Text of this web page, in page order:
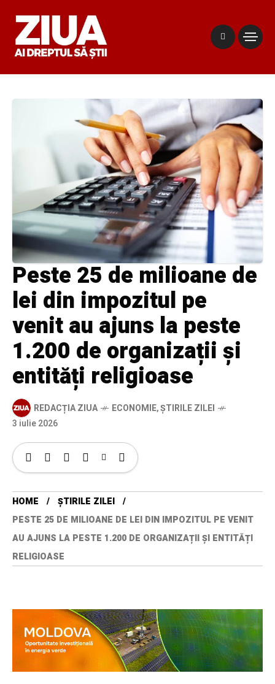
Peste 25 de milioane de
lei din impozitul pe
venit au ajuns la peste
1.200 de organizații și
entități religioase
REDACȚIA ZIUA ECONOMIE,ȘTIRILE ZILEI
3 iulie 2026
HOME
ȘTIRILE ZILEI
PESTE 25 DE MILIOANE DE LEI DIN IMPOZITUL PE VENIT
AU AJUNS LA PESTE 1.200 DE ORGANIZAȚII ȘI ENTITĂȚI
RELIGIOASE